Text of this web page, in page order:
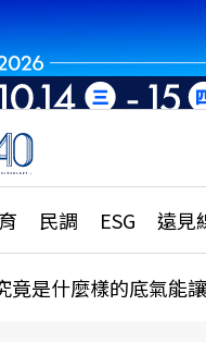
民調 ESG 遠見
、職涯攻略
政調查全解析
竟是什麼樣的底氣能